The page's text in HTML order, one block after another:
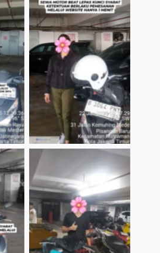
TNo Caption
TNo Caption